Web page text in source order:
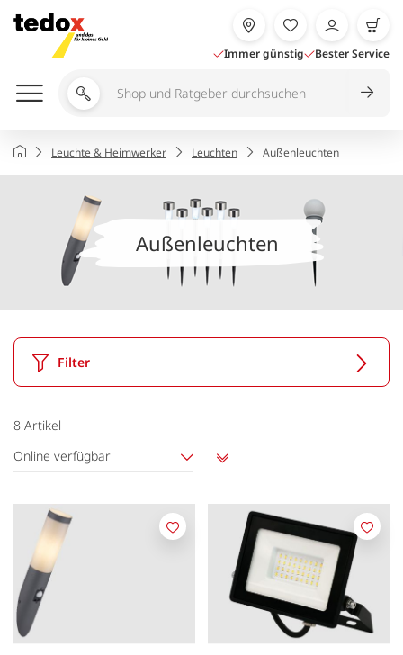
Inhalt
springen
Immer günstig Bester Service
Shop
durchsuchen
StartseiteLeuchte & Heimwerker Leuchten Außenleuchten
Außenleuchten
Filter
8 Artikel
Online verfügbar
Merken